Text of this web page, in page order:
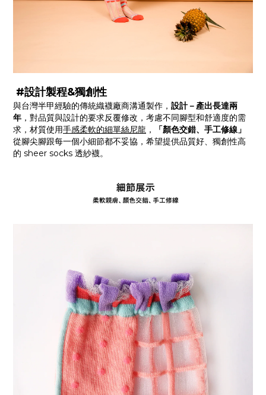
#設計製程&獨創性
與台灣半甲經驗的傳統織襪廠商溝通製作， 設計－產出長達兩
年 ，對品質與設計的要求反覆修改，考慮不同腳型和舒適度的需
求，材質使用手感柔軟的細單絲尼龍 ，
「顏色交錯、手工修線」
從腳尖腳跟每一個小細節都不妥協，希望提供品質好、獨創性高
的 sheer socks 透紗襪。